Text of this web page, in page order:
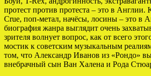
протест против протеста – это в Англии.
Crue, поп-метал, начёсы, лосины – это в
биография жанра выглядит очень
зрителя волнует вопрос, как от всего
мостик к советским музыкальным
том, что Александр Иванов из «Рондо»
внебрачный сын Ван Халена и Рода